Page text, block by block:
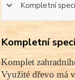
Kompletní
Kompletní
Komplet
Využité dřevo má